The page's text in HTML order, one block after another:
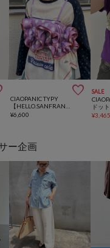

CIAOPANIC TYPY
¥6,600
SALE
¥
ー企画